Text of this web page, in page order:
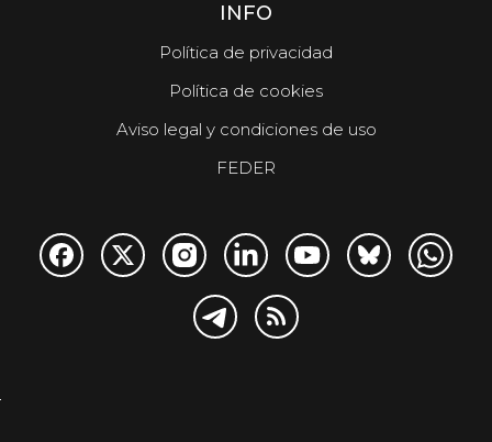
INFO
Política de privacidad
Política de cookies
Aviso legal y condiciones de uso
FEDER